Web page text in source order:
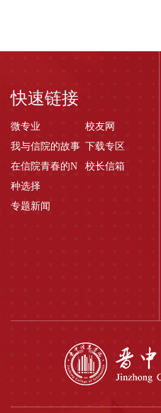
快速链接
微专业
校友网
我与信院的故事 下载专区
在信院青春的N
种选择
校长信箱
专题新闻